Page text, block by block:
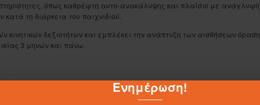
Ενημέρωση!
όπως καθρέφτη αυτο-ανακάλυψης και πλαίσιο με
τη διάρκεια του παιχνιδιού.
κινητικών δεξιοτήτων και εμπλέκει την ανάπτυξη των αισθήσεων
3 μηνών και πάνω.
ΣΑΚΟΥΛΑ ΤΖΑ 45Χ55 ΕΚ.